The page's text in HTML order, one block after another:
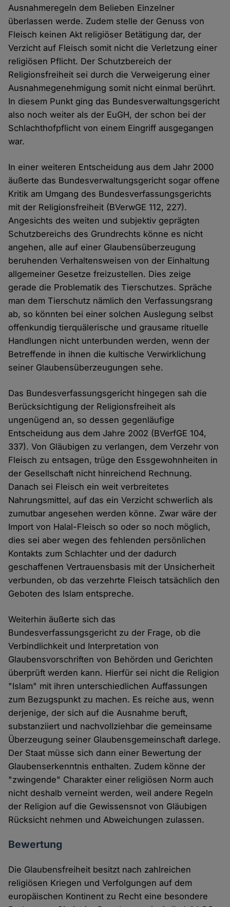
Ausnahmeregeln dem Belieben Einzelner
überlassen werde. Zudem stelle der Genuss von
Fleisch keinen Akt religiöser Betätigung dar, der
Verzicht auf Fleisch somit nicht die Verletzung einer
religiösen Pflicht. Der Schutzbereich der
Religionsfreiheit sei durch die Verweigerung einer
Ausnahmegenehmigung somit nicht einmal berührt.
In diesem Punkt ging das Bundesverwaltungsgericht
also noch weiter als der EuGH, der schon bei der
Schlachthofpflicht von einem Eingriff ausgegangen
war.
In einer weiteren Entscheidung aus dem Jahr 2000
äußerte das Bundesverwaltungsgericht sogar offene
Kritik am Umgang des Bundesverfassungsgerichts
mit der Religionsfreiheit (BVerwGE 112, 227).
Angesichts des weiten und subjektiv geprägten
Schutzbereichs des Grundrechts könne es nicht
angehen, alle auf einer Glaubensüberzeugung
beruhenden Verhaltensweisen von der Einhaltung
allgemeiner Gesetze freizustellen. Dies zeige
gerade die Problematik des Tierschutzes. Spräche
man dem Tierschutz nämlich den Verfassungsrang
ab, so könnten bei einer solchen Auslegung selbst
offenkundig tierquälerische und grausame rituelle
Handlungen nicht unterbunden werden, wenn der
Betreffende in ihnen die kultische Verwirklichung
seiner Glaubensüberzeugungen sehe.
Das Bundesverfassungsgericht hingegen sah die
Berücksichtigung der Religionsfreiheit als
ungenügend an, so dessen gegenläufige
Entscheidung aus dem Jahre 2002 (BVerfGE 104,
337). Von Gläubigen zu verlangen, dem Verzehr von
Fleisch zu entsagen, trüge den Essgewohnheiten in
der Gesellschaft nicht hinreichend Rechnung.
Danach sei Fleisch ein weit verbreitetes
Nahrungsmittel, auf das ein Verzicht schwerlich als
zumutbar angesehen werden könne. Zwar wäre der
Import von Halal-Fleisch so oder so noch möglich,
dies sei aber wegen des fehlenden persönlichen
Kontakts zum Schlachter und der dadurch
geschaffenen Vertrauensbasis mit der Unsicherheit
verbunden, ob das verzehrte Fleisch tatsächlich den
Geboten des Islam entspreche.
Weiterhin äußerte sich das
Bundesverfassungsgericht zu der Frage, ob die
Verbindlichkeit und Interpretation von
Glaubensvorschriften von Behörden und Gerichten
überprüft werden kann. Hierfür sei nicht die Religion
"Islam" mit ihren unterschiedlichen Auffassungen
zum Bezugspunkt zu machen. Es reiche aus, wenn
derjenige, der sich auf die Ausnahme beruft,
substanziiert und nachvollziehbar die gemeinsame
Überzeugung seiner Glaubensgemeinschaft darlege.
Der Staat müsse sich dann einer Bewertung der
Glaubenserkenntnis enthalten. Zudem könne der
"zwingende" Charakter einer religiösen Norm auch
nicht deshalb verneint werden, weil andere Regeln
der Religion auf die Gewissensnot von Gläubigen
Rücksicht nehmen und Abweichungen zulassen.
Bewertung
Die Glaubensfreiheit besitzt nach zahlreichen
religiösen Kriegen und Verfolgungen auf dem
europäischen Kontinent zu Recht eine besondere